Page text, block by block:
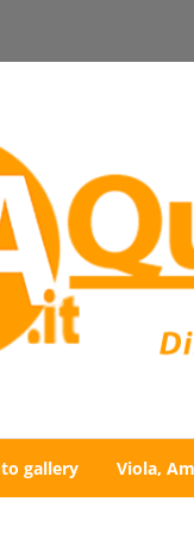
gallery Viola,